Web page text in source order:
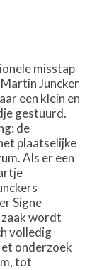
misstap
Juncker
een klein en
gestuurd.
de
plaatselijke
Als er een
Signe
wordt
volledig
onderzoek
tot